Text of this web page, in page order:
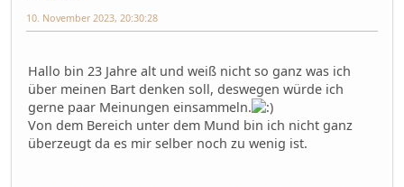
10. November 2023, 20:30:28
Hallo bin 23 Jahre alt und weiß nicht so ganz was ich
über meinen Bart denken soll, deswegen würde ich
gerne paar Meinungen einsammeln.
Von dem Bereich unter dem Mund bin ich nicht ganz
überzeugt da es mir selber noch zu wenig ist.